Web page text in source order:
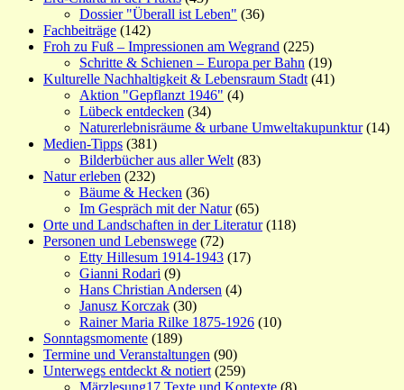
Dossier "Überall ist Leben" (36)
Fachbeiträge (142)
Froh zu Fuß – Impressionen am Wegrand (225)
Schritte & Schienen – Europa per Bahn (19)
Kulturelle Nachhaltigkeit & Lebensraum Stadt (41)
Aktion "Gepflanzt 1946" (4)
Lübeck entdecken (34)
Naturerlebnisräume & urbane Umweltakupunktur(14)
Medien-Tipps (381)
Bilderbücher aus aller Welt (83)
Natur erleben (232)
Bäume & Hecken (36)
Im Gespräch mit der Natur(65)
Orte und Landschaften in der Literatur(118)
Personen und Lebenswege (72)
Etty Hillesum 1914-1943 (17)
Gianni Rodari (9)
Hans Christian Andersen (4)
Janusz Korczak (30)
Rainer Maria Rilke 1875-1926 (10)
Sonntagsmomente (189)
Termine und Veranstaltungen (90)
Unterwegs entdeckt & notiert (259)